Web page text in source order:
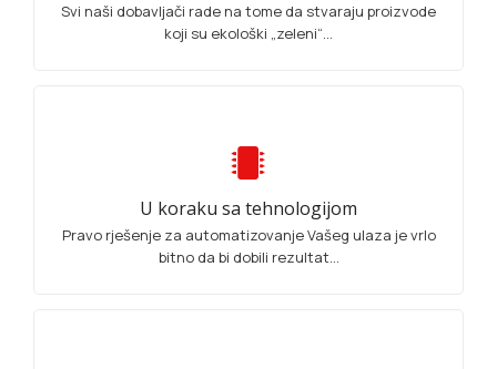
Svi naši dobavljači rade na tome da stvaraju proizvode
koji su ekološki „zeleni“...
U koraku sa tehnologijom
Pravo rješenje za automatizovanje Vašeg ulaza je vrlo
bitno da bi dobili rezultat...